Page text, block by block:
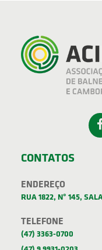
CONTATOS
ENDEREÇO
RUA 1822, Nº 145,
TELEFONE
(47) 3363-0700